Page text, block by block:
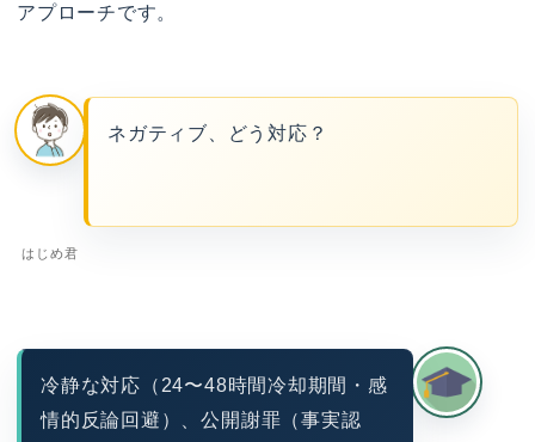
アプローチです。
はじめ君
ネガティブ、どう対応？
冷静な対応（24〜48時間冷却期間・感
情的反論回避）、公開謝罪（事実認